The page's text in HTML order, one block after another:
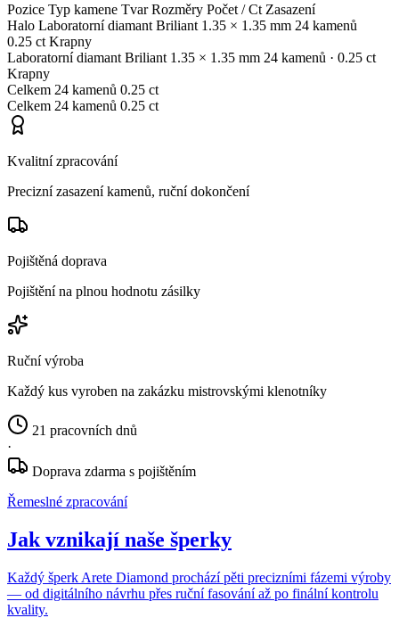
Pozice Typ kamene Tvar Rozměry Počet / Ct Zasazení
Halo Laboratorní diamant Briliant 1.35 × 1.35 mm 24 kamenů
0.25 ct Krapny
Laboratorní diamant Briliant 1.35 × 1.35 mm 24 kamenů · 0.25 ct
Krapny
Celkem 24 kamenů 0.25 ct
Celkem 24 kamenů 0.25 ct
Kvalitní zpracování
Precizní zasazení kamenů, ruční dokončení
Pojištěná doprava
Pojištění na plnou hodnotu zásilky
Ruční výroba
Každý kus vyroben na zakázku mistrovskými klenotníky
21 pracovních dnů
·
Doprava zdarma s pojištěním
Řemeslné zpracování
Jak vznikají naše šperky
Každý šperk Arete Diamond prochází pěti precizními fázemi výroby
— od digitálního návrhu přes ruční fasování až po finální kontrolu
kvality.